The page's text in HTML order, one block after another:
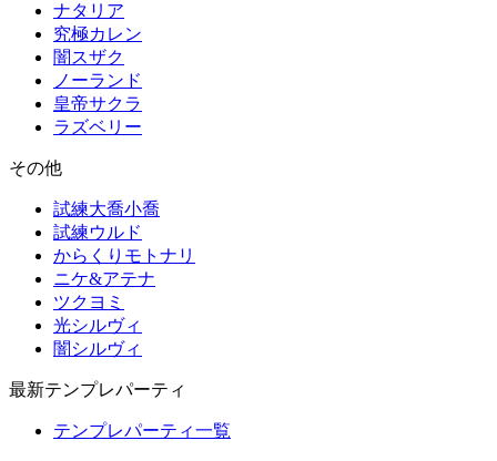
ナタリア
究極カレン
闇スザク
ノーランド
皇帝サクラ
ラズベリー
その他
試練大喬小喬
試練ウルド
からくりモトナリ
ニケ&アテナ
ツクヨミ
光シルヴィ
闇シルヴィ
最新テンプレパーティ
テンプレパーティ一覧